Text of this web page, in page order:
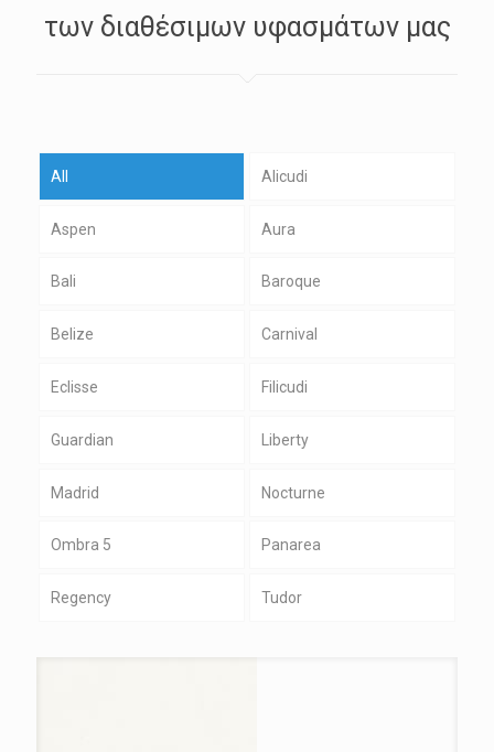
των διαθέσιμων υφασμάτων μας
All Alicudi
Aspen Aura
Bali Baroque
Belize Carnival
Eclisse Filicudi
Guardian Liberty
Madrid Nocturne
Ombra 5 Panarea
Regency Tudor